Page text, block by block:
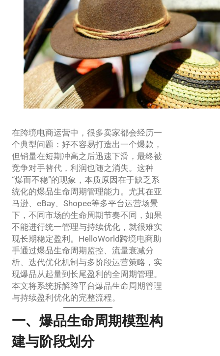
在跨境电商运营中，很多卖家都会经历一
个典型问题：好不容易打造出一个爆款，
但销量在短期冲高之后迅速下滑，最终被
竞争对手替代，利润也随之消失。这种
“爆而不稳”的现象，本质原因在于缺乏系
统化的爆品生命周期管理能力。尤其在亚
马逊、eBay、Shopee等多平台运营场景
下，不同市场的生命周期节奏不同，如果
不能进行统一管理与持续优化，就很难实
现长期稳定盈利。HelloWorld跨境电商助
手通过爆品生命周期监控、流量衰减分
析、迭代优化机制与多阶段运营策略，实
现爆品从起量到长尾盈利的全周期管理。
本文将系统拆解跨平台爆品生命周期管理
与持续盈利优化的完整流程。
一、爆品生命周期模型构
建与阶段划分